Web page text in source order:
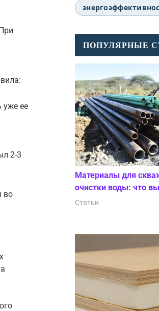
уже ее
2-3
во
ПОПУЛЯРНЫЕ
Материалы для
очистки воды: что
Статьи